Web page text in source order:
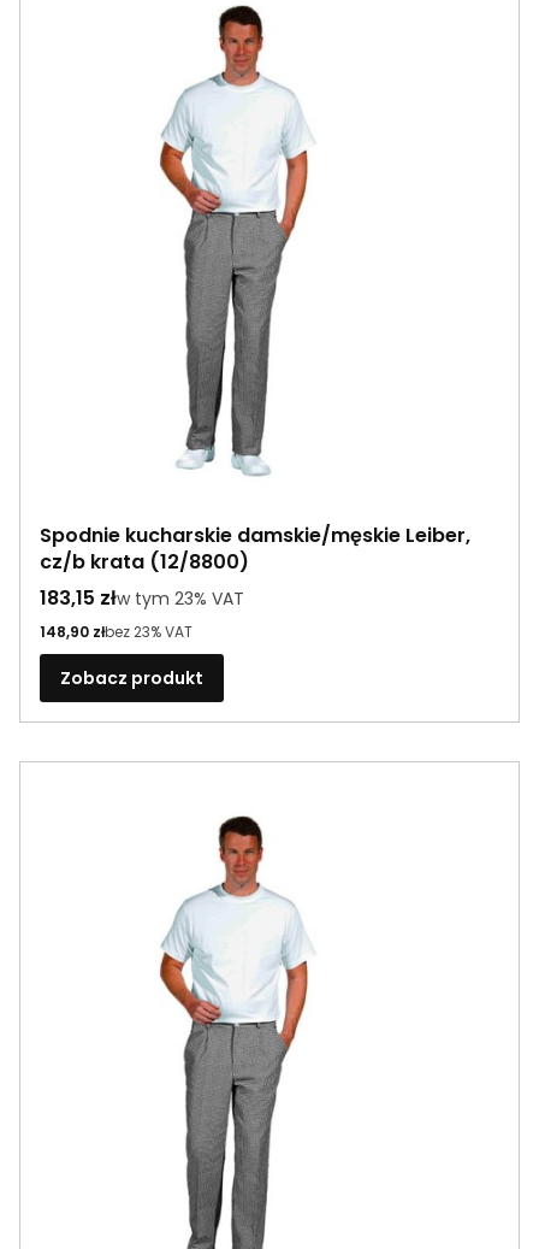
Spodnie kucharskie damskie/męskie Leiber,
cz/b krata (12/8800)
Cena brutto
183,15 złw tym %s VAT
w tym 23% VAT
Cena netto
148,90 złbez 23% VAT
Zobacz produkt